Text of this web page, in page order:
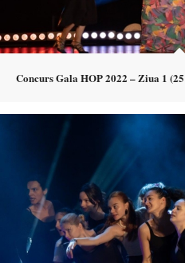
Concurs Gala HOP 2022 – Ziua 1